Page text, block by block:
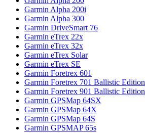
Garmin Alpha 200i
Garmin Alpha 300
Garmin DriveSmart 76
Garmin eTrex 22x
Garmin eTrex 32x
Garmin eTrex Solar
Garmin eTrex SE
Garmin Foretrex 601
Garmin Foretrex 701 Ballistic Edition
Garmin Foretrex 901 Ballistic Edition
Garmin GPSMap 64SX
Garmin GPSMap 64X
Garmin GPSMap 64S
Garmin GPSMAP 65s